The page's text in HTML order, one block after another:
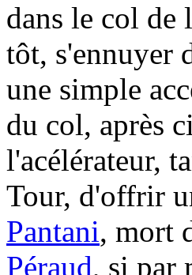
dans le col de
tôt, s'ennuyer
une simple
du col, après
l'acélérateur,
Tour, d'offrir
Pantani, mort
Péraud, si par